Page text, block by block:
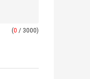
(0 / 3000)